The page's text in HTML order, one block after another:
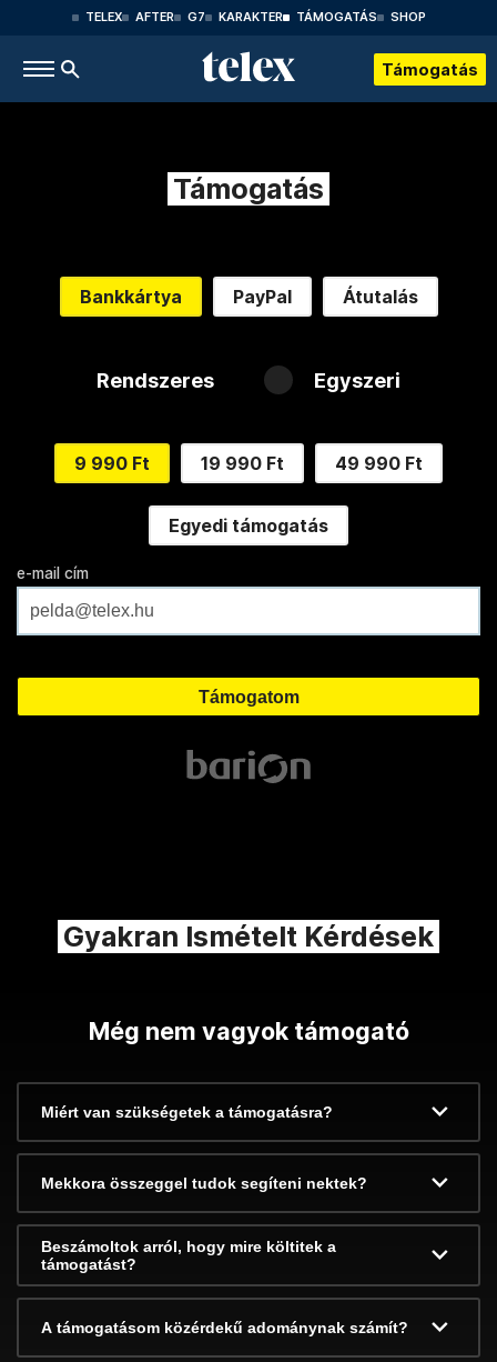
TELEX AFTER G7 KARAKTER TÁMOGATÁS SHOP
Támogatás
Támogatás
Bankkártya PayPal Átutalás
Rendszeres Egyszeri
9 990 Ft 19 990 Ft 49 990 Ft
Egyedi támogatás
e-mail cím
Gyakran Ismételt Kérdések
Még nem vagyok támogató
Miért van szükségetek a támogatásra?
Mekkora összeggel tudok segíteni nektek?
Beszámoltok arról, hogy mire költitek a
támogatást?
A támogatásom közérdekű adománynak számít?